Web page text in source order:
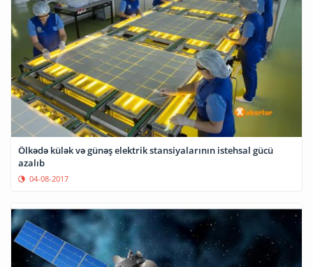
Ölkədə külək və günəş elektrik stansiyalarının istehsal gücü
azalıb
04-08-2017